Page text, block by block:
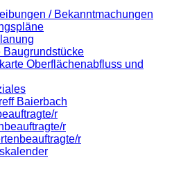
/ Bekanntmachungen
Baugrundstücke
Oberflächenabfluss und
Baierbach
r
r
r